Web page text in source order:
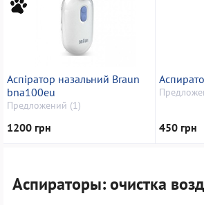
Аспіратор назальний Braun
bna100eu
Предложений (1)
1200 грн 450 грн
Аспираторы: очистка